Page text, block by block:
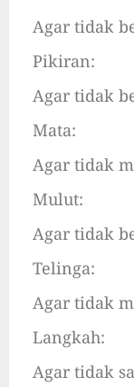
Agar tidak
Pikiran:
Agar tidak
Mata:
Agar tidak
Mulut:
Agar tidak
Telinga:
Agar tidak
Langkah:
Agar tidak